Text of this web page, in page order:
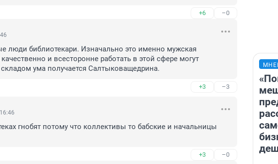
+6 –0
люди библиотекари. Изначально это именно мужская
и всесторонне работать в этой сфере могут
ума получается Салтыковащедрина.
+3 –3
гнобят потому что коллективы то бабские и начальницы
+3 –0